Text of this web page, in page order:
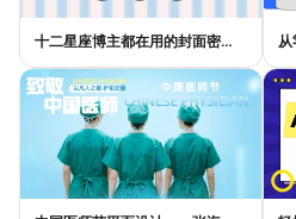
十二星座博主都在用的封面密码，星座小红书封面标题这样写才吸睛